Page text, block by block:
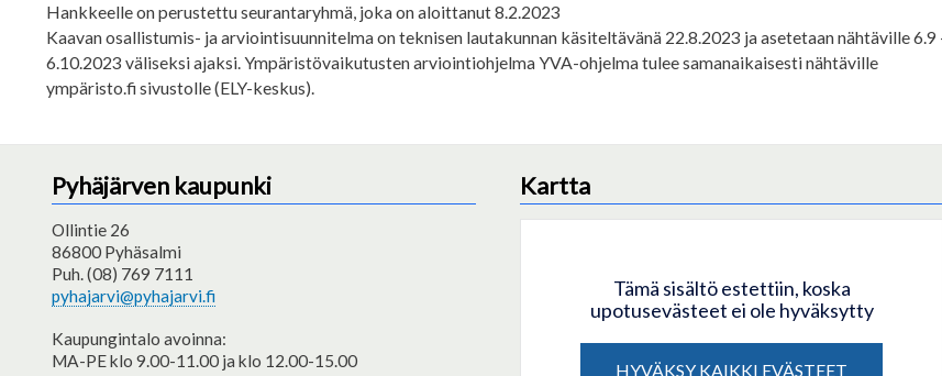
Hankkeelle on perustettu seurantaryhmä, joka on aloittanut 8.2.2023
Kaavan osallistumis- ja arviointisuunnitelma on teknisen lautakunnan käsiteltävänä 22.8.2023 ja asetetaan nähtäville 6.9
6.10.2023 väliseksi ajaksi. Ympäristövaikutusten arviointiohjelma YVA-ohjelma tulee samanaikaisesti nähtäville
ympäristo.fi sivustolle (ELY-keskus).
Pyhäjärven kaupunki
Ollintie 26
86800 Pyhäsalmi
Puh. (08) 769 7111
pyhajarvi@pyhajarvi.fi
Kaupungintalo avoinna:
MA-PE klo 9.00-11.00 ja klo 12.00-15.00
Kartta
Tämä sisältö estettiin, koska
upotusevästeet ei ole hyväksytty
HYVÄKSY KAIKKI EVÄSTEET